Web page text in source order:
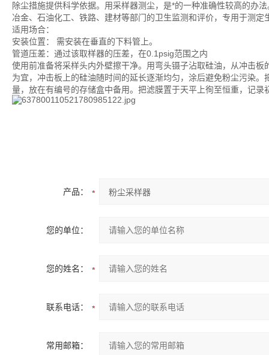
除尘措施提供科学依据。用采样器测尘，是*的一种准确性较高的办
冶金、石油化工、铁路、建材等部门的卫生监测和评价，专用于测
适用场合：
安装位置： 需安装在垂直的下料管上。
管道压差：通过该取样器的压差，在0.1psig范围之内
使用前准备将采样头内外壁擦干净。用弯头镊子沾取硅油，从冲击
为宜，冲击板上的硅油随时间的延长逐渐均匀，涂后避免粉尘污染
量，放在有编号的存储盒中备用。把滤膜置于天平上徇至恒重，记
产品：
您的单位：
您的姓名：
联系电话：
常用邮箱：